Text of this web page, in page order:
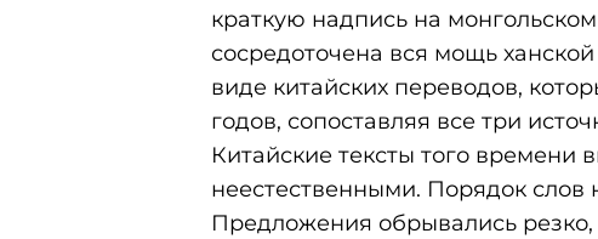
краткую надпись на
сосредоточена вся мощь
виде китайских переводов,
годов, сопоставляя все три
Китайские тексты того времени
неестественными. Порядок слов
Предложения обрывались